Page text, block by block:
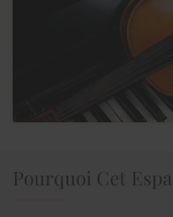
Pourquoi Cet